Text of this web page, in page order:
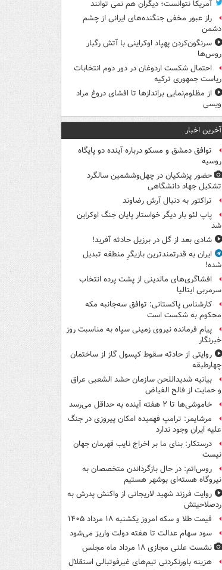
آمریکا نتوانست؛ دیگران هم نمی توانند
راز عبور مخفی جنگنده‌های ایرانی از چشم
دشمن
سرنگون‌کردن پهپاد اوکراینی با آتش رگبار
روس‌ها
احتمال شکست اردوغان در دور دوم انتخابات
ریاست جمهوری ترکیه
از مظلوم‌نمایی براندازها تا افشای دروغ مراد
ویسی
آخرین اخبار
توافق دمشق و مسکو درباره آینده دو پایگاه
روسیه
حضور پزشکیان در چهل‌وششمین سالگرد
تشکیل جهاد دانشگاهی
تراکتور به دنبال آرش رضاوند
پاپ لئو بار دیگر خواستار پایان جنگ اوکراین
شد
شادی بعد از گل در برزیل حادثه آفرید!
ایران به قدرتمندترین بازیگرِ منطقه تبدیل
شده!
افشاگری‌های مالدینی از پشت پرده انتخاب
سرمربی ایتالیا
کارشناس پاکستانی: توافق سه‌جانبه مکه
محکوم به شکست است
پیام فرمانده نیروی زمینی سپاه به مناسبت روز
خبرنگار
روایتی از حادثه سقوط کپسول گاز از ساختمان
چهارطبقه
بیانیه شدیداللحن سازمان حشد الشعبی عراق
و حمایت از فالح الفیاض
خاموشی‌ها تا ۲ هفته آینده به حداقل می‌رسد
مرشایمر: ترامپ فهمیده امکان پیروزی در جنگ
علیه ایران وجود ندارد
درستکار: بنای ما بر اخراج نایب قهرمان جهان
نیست
روس‌اتم: در حال بازگرداندن متخصصان به
نیروگاه هسته‌ای بوشهر هستیم
روایت فرزند شهید لاریجانی از واکنش پدرش به
ردصلاحیتش
قیمت طلا و سکه امروز یکشنبه ۱۸ مرداد ۱۴۰۵
سود سهام عدالت تا هفته دولت واریز می‌شود
نشست علنی مجازی ۱۸ مرداد ماه مجلس
هزینه باورنکردنی تیم‌های غیرفوتبالی استقلال